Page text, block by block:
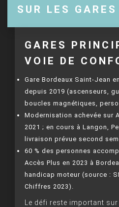
SUR LES
GARES
VOIE DE
Gare Bordeaux Saint-Jean
depuis 2019 (ascenseurs,
boucles magnétiques,
Modernisation achevée sur
2021 ; en cours à Langon,
livraison prévue second
60 % des personnes
Accès Plus en 2023 à
handicap moteur (source :
Chiffres 2023).
Le défi reste important